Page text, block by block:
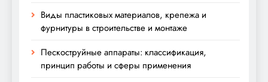
Виды пластиковых материалов, крепежа и
фурнитуры в строительстве и монтаже
Пескоструйные аппараты: классификация,
принцип работы и сферы применения